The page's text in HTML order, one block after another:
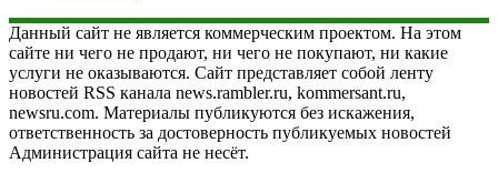
Данный сайт не является коммерческим проектом. На этом
сайте ни чего не продают, ни чего не покупают, ни какие
услуги не оказываются. Сайт представляет собой ленту
новостей RSS канала news.rambler.ru, kommersant.ru,
newsru.com. Материалы публикуются без искажения,
ответственность за достоверность публикуемых новостей
Администрация сайта не несёт.